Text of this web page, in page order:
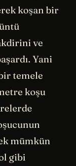
koşan bir
ve
Yani
temele
koşu
mümkün
gibi